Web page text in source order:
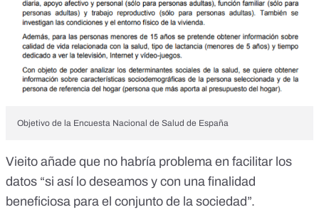
Objetivo de la Encuesta Nacional de Salud de España
Vieito añade que no habría problema en facilitar los
datos “si así lo deseamos y con una finalidad
beneficiosa para el conjunto de la sociedad”.